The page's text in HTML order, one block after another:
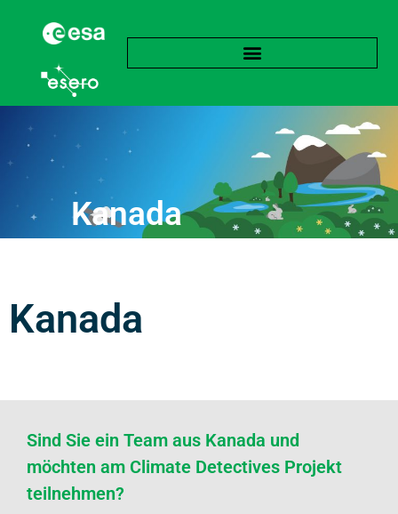
Kanada
Kanada
Sind Sie ein Team aus Kanada und
möchten am Climate Detectives Projekt
teilnehmen?